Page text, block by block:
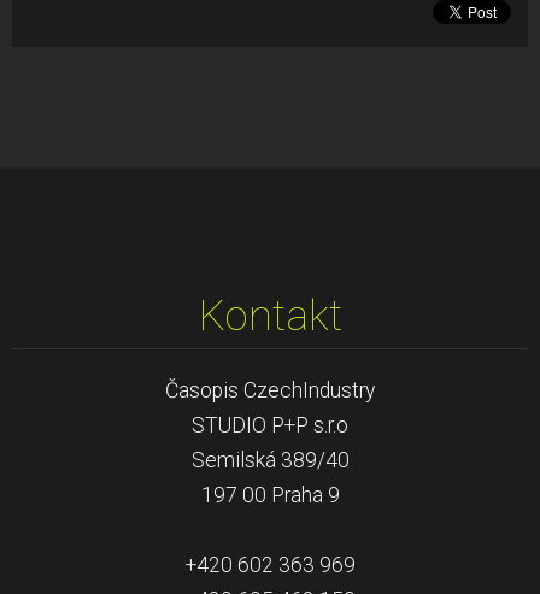
Kontakt
Časopis CzechIndustry
STUDIO P+P s.r.o
Semilská 389/40
197 00 Praha 9
+420 602 363 969